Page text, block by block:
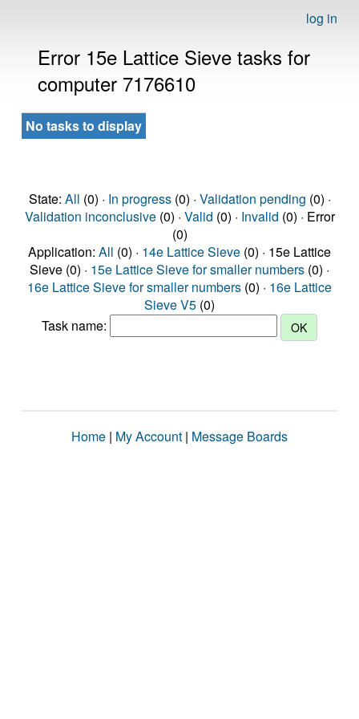
log in
Error 15e Lattice Sieve tasks for
computer 7176610
No tasks to display
State: All (0) · In progress(0) · Validation pending (0) ·
Validation inconclusive(0) · Valid (0) · Invalid (0) · Error
(0)
Application: All (0) · 14e Lattice Sieve (0) · 15e Lattice
Sieve (0) · 15e Lattice Sieve for smaller numbers (0) ·
16e Lattice Sieve for smaller numbers (0) · 16e Lattice
Sieve V5 (0)
Task name:
Home | My Account | Message Boards